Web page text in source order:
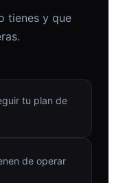
tienes y que
tu plan de
de operar